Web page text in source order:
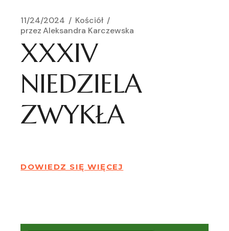
11/24/2024
Kościół
przez Aleksandra Karczewska
XXXIV
NIEDZIELA
ZWYKŁA
DOWIEDZ SIĘ WIĘCEJ